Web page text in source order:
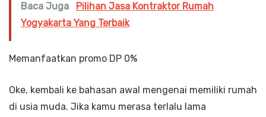
Baca Juga
Pilihan Jasa Kontraktor Rumah
Yogyakarta Yang Terbaik
Memanfaatkan promo DP 0%
Oke, kembali ke bahasan awal mengenai memiliki rumah
di usia muda. Jika kamu merasa terlalu lama